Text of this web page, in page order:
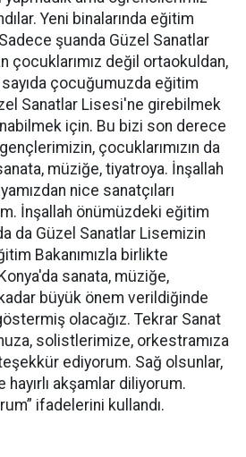
Yeni binalarında eğitim
şuanda Güzel Sanatlar
çocuklarımız değil ortaokuldan,
çocuğumuzda eğitim
Sanatlar Lisesi'ne girebilmek
için. Bu bizi son derece
çocuklarımızın da
müziğe, tiyatroya. İnşallah
nice sanatçıları
İnşallah önümüzdeki eğitim
da Güzel Sanatlar Lisemizin
Bakanımızla birlikte
sanata, müziğe,
büyük önem verildiğinde
olacağız. Tekrar Sanat
solistlerimize, orkestramıza
ediyorum. Sağ olsunlar,
akşamlar diliyorum.
ifadelerini kullandı.